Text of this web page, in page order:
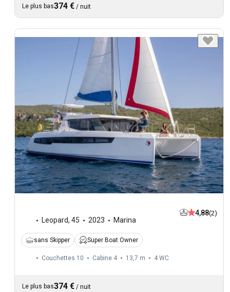
Le plus bas374 € / nuit
Leopard, 45 2023 Marina
4,88(2)
sans Skipper Super Boat Owner
Couchettes 10 Cabine 4 13,7 m 4 WC
Le plus bas374 € / nuit